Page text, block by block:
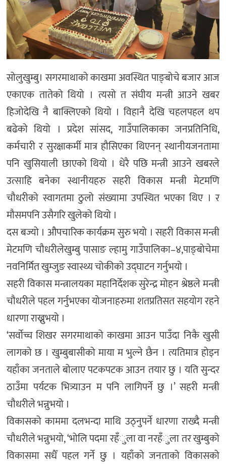
सोलुखुम्बु। सगरमाथाको काखमा अवस्थित पाङ्बोचे बजार आज
एकाएक तातेको थियो । त्यसो त संघीय मन्त्री आउने खबर
हिजोदेखि नै बाक्लिएको थियो । विहानै देखि चहलपहल थप
बढेको थियो । प्रदेश सांसद, गाउँपालिकाका जनप्रतिनिधि,
कर्मचारी र सुरक्षाकर्मी मात्र हौसिएका थिएनन् स्थानीयजनतामा
पनि खुसियाली छाएको थियो । धेरै पछि मन्त्री आउने खबरले
उत्साहि बनेका स्थानीयहरु सहरी विकास मन्त्री मेटमणि
चौधरीको स्वागतमा ठुलो संख्यामा उपस्थित भएका थिए । र
मौसमपनि उसैगरि खुलेको थियो ।
दस बज्यो । औपचारिक कार्यक्रम सुरु भयो । सहरी विकास मन्त्री
मेटमणि चौधरीलेखुम्बु पासाङ ल्हामु गाउँपालिका–४,पाङ्बोचेमा
नवनिर्मित खुम्जुङ स्वास्थ्य चोकीको उद्घाटन गर्नुभयो ।
सहरी विकास मन्त्रालयका महानिर्देशक सुरेन्द्र मोहन श्रेष्ठले मन्त्री
चौधरीले पहल गर्नुभएका योजनाहरुमा शतप्रतिसत सहयोग रहने
धारणा राख्नुभयो ।
‘सर्वाेच्च शिखर सगरमाथाको काखमा आउन पाउँदा निकै खुसी
लागको छ । खुम्बुबासीको माया म भुल्ने छैन । त्यतिमात्र होइन
यहाँका जनताले बोलाए पटकपटक आउन तयार छु । यति सुन्दर
ठाउँमा पर्यटक भित्र्याउन म पनि लागिपर्ने छु ।’ सहरी मन्त्री
चौधरीले भन्नुभयो ।
विकासको काममा दलभन्दा माथि उठ्नुपर्ने धारणा राख्दै मन्त्री
चौधरीले भन्नुभयो, ‘भोलि पदमा रहँुला वा नरहँुला तर खुम्बुको
विकासमा सधैँ पहल गर्ने छु । यहाँको जनताको विकासको